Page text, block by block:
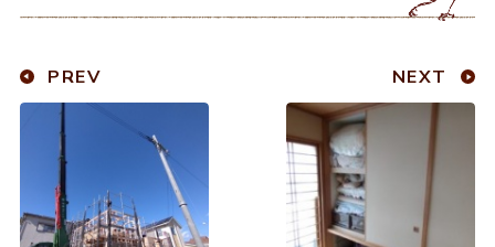
PREV NEXT